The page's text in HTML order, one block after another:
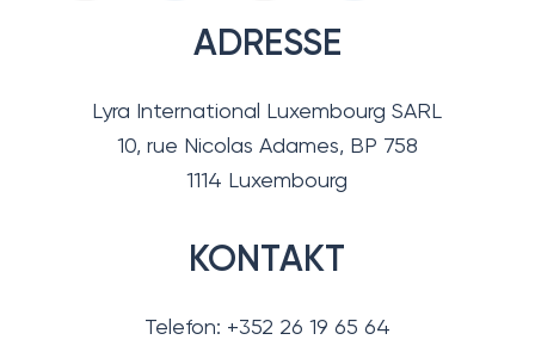
ADRESSE
Lyra International Luxembourg SARL
10, rue Nicolas Adames, BP 758
1114 Luxembourg
KONTAKT
Telefon: +352 26 19 65 64